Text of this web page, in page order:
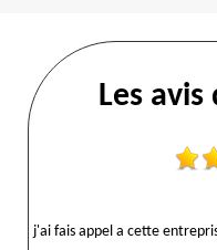
Les avis
j'ai fais appel a cette